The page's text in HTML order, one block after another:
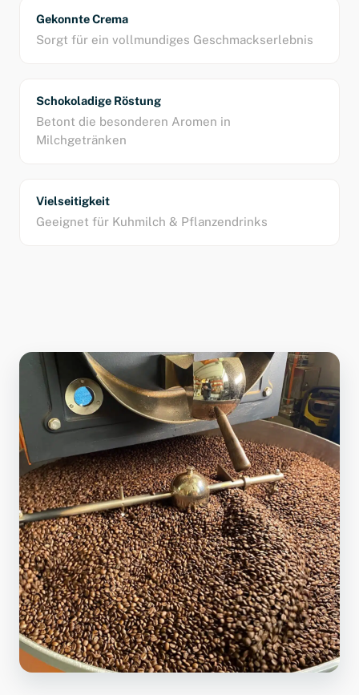
Gekonnte Crema
Sorgt für ein vollmundiges Geschmackserlebnis
Schokoladige Röstung
Betont die besonderen Aromen in
Milchgetränken
Vielseitigkeit
Geeignet für Kuhmilch & Pflanzendrinks